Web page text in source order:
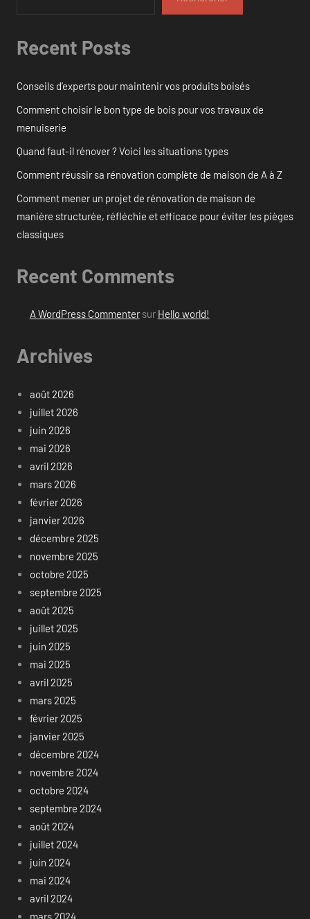
Recent Posts
Conseils d’experts pour maintenir vos produits boisés
Comment choisir le bon type de bois pour vos travaux de
menuiserie
Quand faut-il rénover ? Voici les situations types
Comment réussir sa rénovation complète de maison de A à Z
Comment mener un projet de rénovation de maison de
manière structurée, réfléchie et efficace pour éviter les pièges
classiques
Recent Comments
A WordPress Commentersur Hello world!
Archives
août 2026
juillet 2026
juin 2026
mai 2026
avril 2026
mars 2026
février 2026
janvier 2026
décembre 2025
novembre 2025
octobre 2025
septembre 2025
août 2025
juillet 2025
juin 2025
mai 2025
avril 2025
mars 2025
février 2025
janvier 2025
décembre 2024
novembre 2024
octobre 2024
septembre 2024
août 2024
juillet 2024
juin 2024
mai 2024
avril 2024
mars 2024